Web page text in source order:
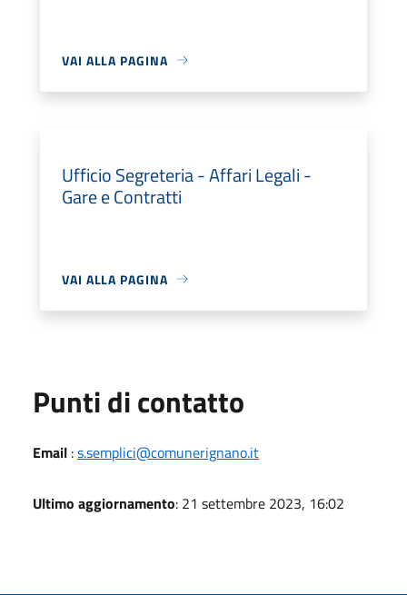
VAI ALLA PAGINA
Ufficio Segreteria - Affari Legali -
Gare e Contratti
VAI ALLA PAGINA
Punti di contatto
Email :s.semplici@comunerignano.it
Ultimo aggiornamento: 21 settembre 2023, 16:02